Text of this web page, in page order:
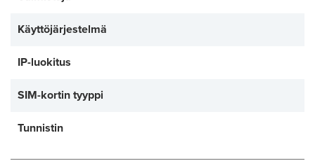
Käyttöjärjestelmä
IP-luokitus
SIM-kortin tyyppi
Tunnistin